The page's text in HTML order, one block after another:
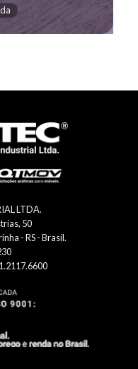
LTDA.
50
- RS - Brasil.